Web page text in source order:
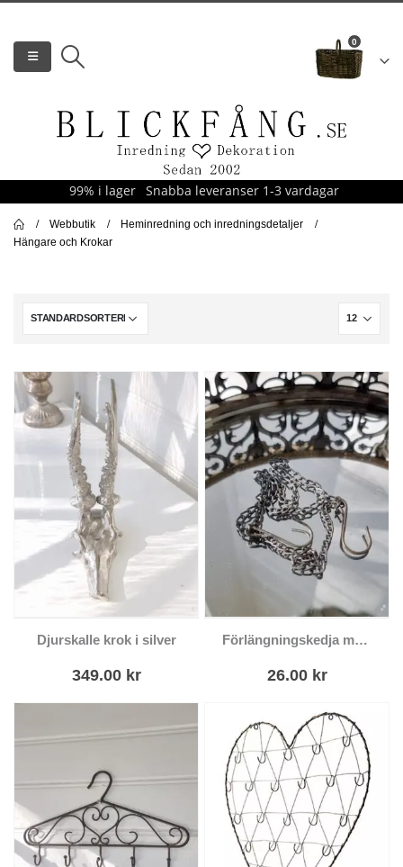
0
99% i lager Snabba leveranser 1-3 vardagar
Webbutik
Heminredning och inredningsdetaljer
Hängare och Krokar
Djurskalle krok i silver
349.00 kr
Förlängningskedja med krokar
26.00 kr